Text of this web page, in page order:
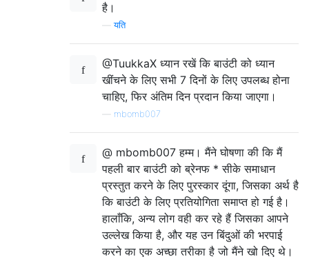
है।
—यति
@TuukkaX ध्यान रखें कि बाउंटी को ध्यान
खींचने के लिए सभी 7 दिनों के लिए उपलब्ध होना
चाहिए, फिर अंतिम दिन प्रदान किया जाएगा।
mbomb007
@ mbomb007 हम्म। मैंने घोषणा की कि मैं
पहली बार बाउंटी को ब्रेनफ * सीके समाधान
प्रस्तुत करने के लिए पुरस्कार दूंगा, जिसका अर्थ है
कि बाउंटी के लिए प्रतियोगिता समाप्त हो गई है।
हालाँकि, अन्य लोग वही कर रहे हैं जिसका आपने
उल्लेख किया है, और यह उन बिंदुओं की भरपाई
करने का एक अच्छा तरीका है जो मैंने खो दिए थे।